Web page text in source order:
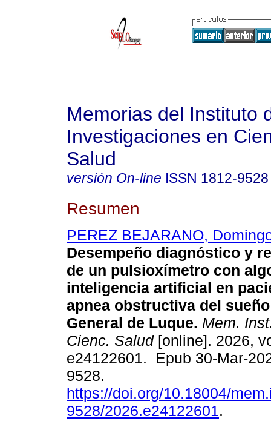
Memorias del Instituto
Investigaciones en
Salud
versión On-line ISSN 1812-9528
Resumen
PEREZ BEJARANO,
Desempeño diagnóstico y
de un pulsioxímetro con
inteligencia artificial en
apnea obstructiva del
General de Luque. Mem.
Cienc. Salud[online]. 2026,
e24122601. Epub 30-Mar-
9528.
https://doi.org/10.18004/
9528/2026.e24122601.